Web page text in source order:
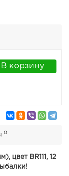
В корзину
0
цвет BR111, 12